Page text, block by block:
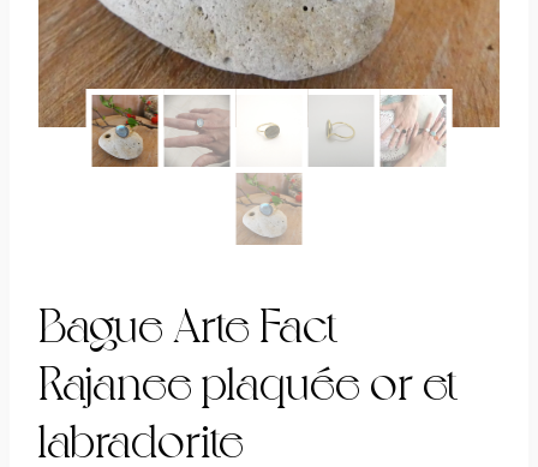
Bague Arte Fact
Rajanee plaquée or et
labradorite